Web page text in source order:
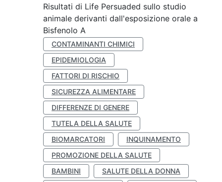
Risultati di Life Persuaded sullo studio
animale derivanti dall'esposizione orale a
Bisfenolo A
CONTAMINANTI CHIMICI
EPIDEMIOLOGIA
FATTORI DI RISCHIO
SICUREZZA ALIMENTARE
DIFFERENZE DI GENERE
TUTELA DELLA SALUTE
BIOMARCATORI
INQUINAMENTO
PROMOZIONE DELLA SALUTE
BAMBINI
SALUTE DELLA DONNA